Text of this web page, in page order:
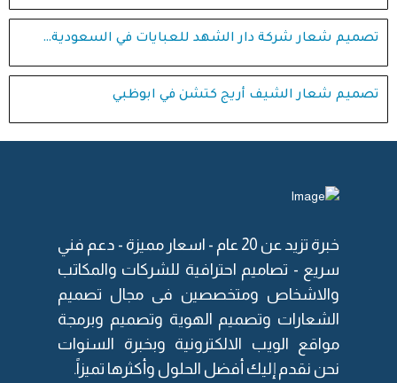
تصميم شعار شركة دار الشهد للعبايات في السعودية…
تصميم شعار الشيف أريج كتشن في ابوظبي
خبرة تزيد عن 20 عام - اسعار مميزة - دعم فني
سريع - تصاميم احترافية للشركات والمكاتب
والاشخاص ومتخصصين فى مجال تصميم
الشعارات وتصميم الهوية وتصميم وبرمجة
مواقع الويب الالكترونية وبخبرة السنوات
نحن نقدم إليك أفضل الحلول وأكثرها تميزاً.